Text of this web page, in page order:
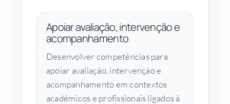
Apoiar avaliação, intervenção e
acompanhamento
Desenvolver competências para
apoiar avaliação, intervenção e
acompanhamento em contextos
académicos e profissionais ligados à